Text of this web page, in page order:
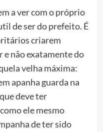
a ver com o próprio
de ser do prefeito. É
criarem
e não exatamente do
velha máxima:
apanha guarda na
deve ter
ele mesmo
de ter sido